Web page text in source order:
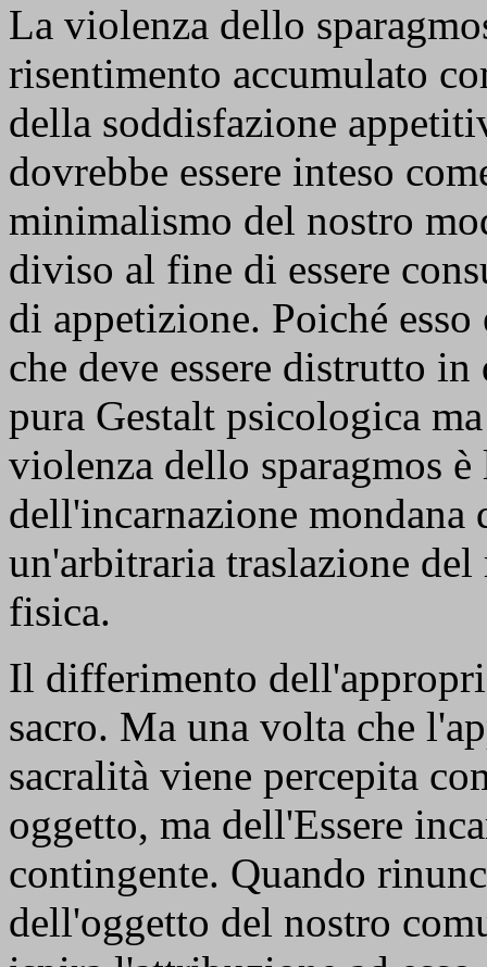
La violenza dello
risentimento accumulato
della soddisfazione
dovrebbe essere inteso
minimalismo del nostro
diviso al fine di essere
di appetizione. Poiché
che deve essere distrutto
pura Gestalt psicologica
violenza dello sparagmos
dell'incarnazione
un'arbitraria traslazione
fisica.
Il differimento
sacro. Ma una volta che
sacralità viene percepita
oggetto, ma dell'Essere
contingente. Quando
dell'oggetto del nostro